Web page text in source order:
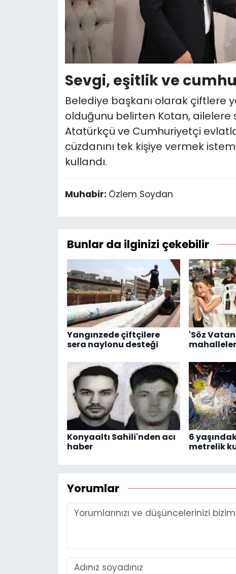
Sevgi, eşitlik ve
Belediye başkanı olarak çiftlere
olduğunu belirten Kotan, ailelere
Atatürkçü ve Cumhuriyetçi
cüzdanını tek kişiye vermek
kullandı.
Muhabir: Özlem Soydan
Bunlar da ilginizi çekebilir
Yangınzede çiftçilere
sera naylonu desteği
'Söz
Konyaaltı Sahili'nden acı
haber
6
metrelik
Yorumlar